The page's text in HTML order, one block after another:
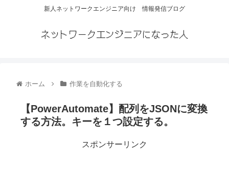
新人ネットワークエンジニア向け 情報発信ブログ
ネットワークエンジニアになった人
ホーム 作業を自動化する
【PowerAutomate】配列をJSONに変換
する方法。キーを１つ設定する。
スポンサーリンク